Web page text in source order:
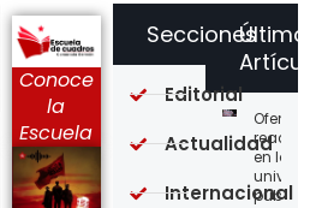
Conoce
la
Escuela
en las
Secciones
Editorial
Actualidad
Internacional